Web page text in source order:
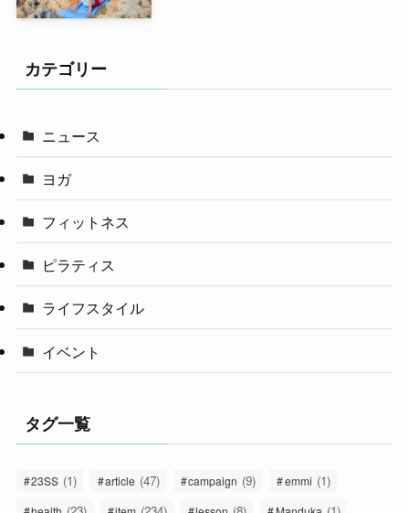
カテゴリー
ニュース
ヨガ
フィットネス
ピラティス
ライフスタイル
イベント
タグ一覧
23SS (1) article (47) campaign (9) emmi (1)